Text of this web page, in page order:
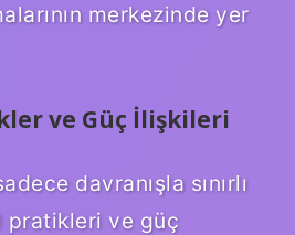
merkezinde yer
ve Güç İlişkileri
davranışla sınırlı
ve güç